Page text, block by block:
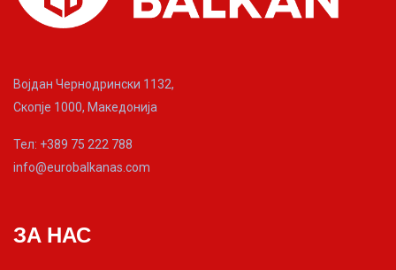
Војдан Чернодрински 1132,
Скопје 1000, Македонија
Тел: +389 75 222 788
info@eurobalkanas.com
ЗА НАС